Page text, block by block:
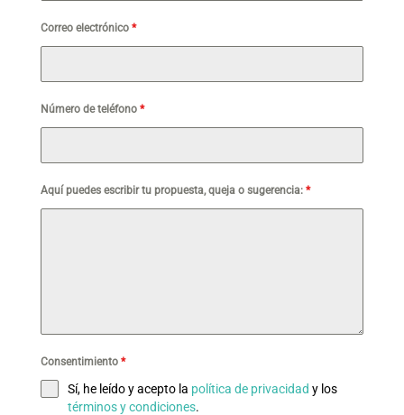
Correo electrónico *
Número de teléfono *
Aquí puedes escribir tu propuesta, queja o sugerencia: *
Consentimiento *
Sí, he leído y acepto la política de privacidad y los
términos y condiciones.